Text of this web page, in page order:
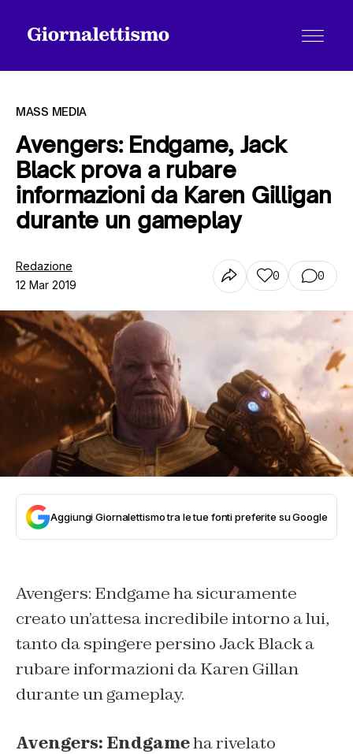
Tutti gli articoli
MASS MEDIA
Avengers: Endgame, Jack
Black prova a rubare
informazioni da Karen Gilligan
durante un gameplay
Redazione
12 Mar 2019
0 0
Aggiungi Giornalettismo tra le tue fonti preferite su Google
Avengers: Endgame ha sicuramente
creato un’attesa incredibile intorno a lui,
tanto da spingere persino Jack Black a
rubare informazioni da Karen Gillan
durante un gameplay.
Avengers: Endgameha rivelato